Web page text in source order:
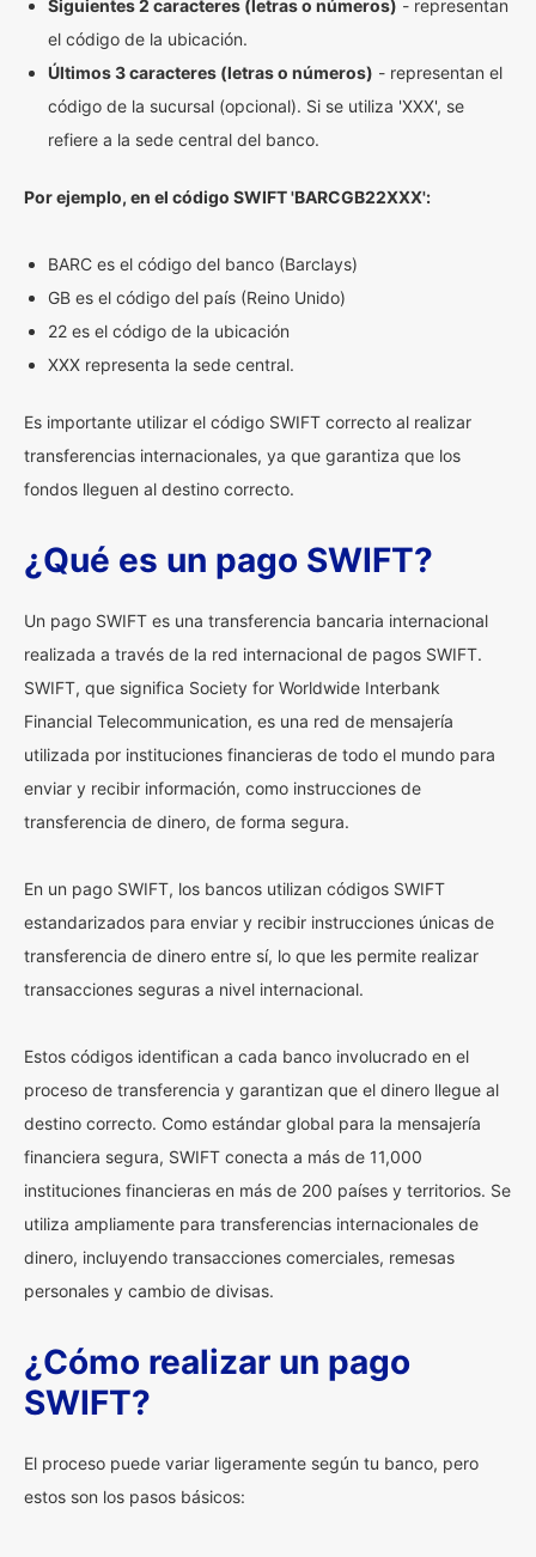
Siguientes 2 caracteres (letras o números) - representan
el código de la ubicación.
Últimos 3 caracteres (letras o números) - representan el
código de la sucursal (opcional). Si se utiliza 'XXX', se
refiere a la sede central del banco.
Por ejemplo, en el código SWIFT 'BARCGB22XXX':
BARC es el código del banco (Barclays)
GB es el código del país (Reino Unido)
22 es el código de la ubicación
XXX representa la sede central.
Es importante utilizar el código SWIFT correcto al realizar
transferencias internacionales, ya que garantiza que los
fondos lleguen al destino correcto.
¿Qué es un pago SWIFT?
Un pago SWIFT es una transferencia bancaria internacional
realizada a través de la red internacional de pagos SWIFT.
SWIFT, que significa Society for Worldwide Interbank
Financial Telecommunication, es una red de mensajería
utilizada por instituciones financieras de todo el mundo para
enviar y recibir información, como instrucciones de
transferencia de dinero, de forma segura.
En un pago SWIFT, los bancos utilizan códigos SWIFT
estandarizados para enviar y recibir instrucciones únicas de
transferencia de dinero entre sí, lo que les permite realizar
transacciones seguras a nivel internacional.
Estos códigos identifican a cada banco involucrado en el
proceso de transferencia y garantizan que el dinero llegue al
destino correcto. Como estándar global para la mensajería
financiera segura, SWIFT conecta a más de 11,000
instituciones financieras en más de 200 países y territorios. Se
utiliza ampliamente para transferencias internacionales de
dinero, incluyendo transacciones comerciales, remesas
personales y cambio de divisas.
¿Cómo realizar un pago
SWIFT?
El proceso puede variar ligeramente según tu banco, pero
estos son los pasos básicos: